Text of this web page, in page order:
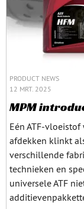
PRODUCT NEWS
12 MRT. 2025
MPM
Eén ATF-
afdekken klinkt
verschillende
technieken en
universele ATF